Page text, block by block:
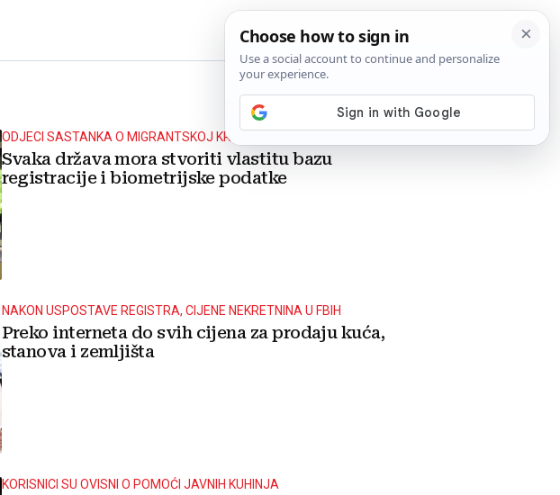
ODJECI SASTANKA O MIGRANTSKOJ KRIZI
Svaka država mora stvoriti vlastitu bazu
registracije i biometrijske podatke
NAKON USPOSTAVE REGISTRA, CIJENE NEKRETNINA U FBIH
Preko interneta do svih cijena za prodaju kuća,
stanova i zemljišta
KORISNICI SU OVISNI O POMOĆI JAVNIH KUHINJA